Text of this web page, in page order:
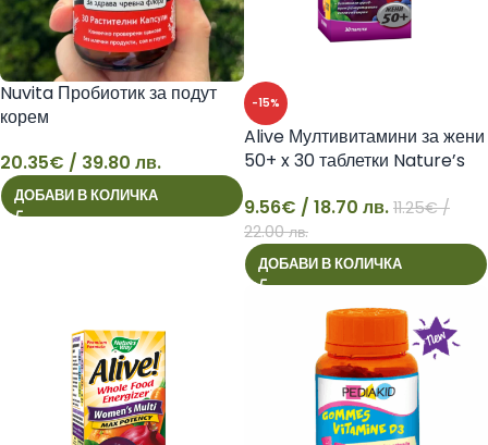
20
Nuvita Пробиотик за подут
корем
20.35€ / 39.80 лв.
ДОБАВИ В КОЛИЧКА
-15%
9
Alive Мултивитамини за жени
50+ x 30 таблетки Nature’s
9.56€ / 18.70 лв. 11.25€/
22.00 лв.
ДОБАВИ В КОЛИЧКА